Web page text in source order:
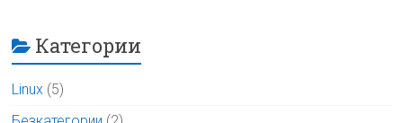
Категории
Linux (5)